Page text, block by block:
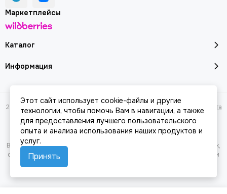
Каталог
Информация
Маркетплейсы
2026 © Молоток18.ру - инструмент, техника, оборудование. Карта сайта
Вся представленная на сайте информация, касающаяся характеристик,
стоимости товаров и услуг, носит информационный характер и ни при
каких условиях не является публичной офертой, определяемой
Этот сайт использует cookie-файлы и другие
технологии, чтобы помочь Вам в навигации, а также
для предоставления лучшего пользовательского
опыта и анализа использования наших продуктов и
услуг.
Принять